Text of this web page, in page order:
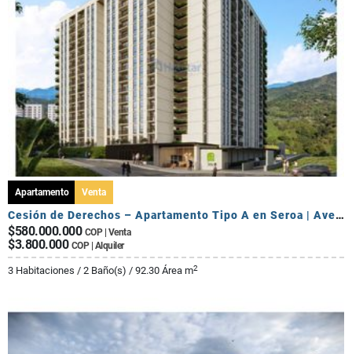
Apartamento Venta
Cesión de Derechos – Apartamento Tipo A en Seroa | Avenida Centenario
$580.000.000 COP | Venta
$3.800.000 COP | Alquiler
3 Habitaciones / 2 Baño(s) / 92.30 Área m2